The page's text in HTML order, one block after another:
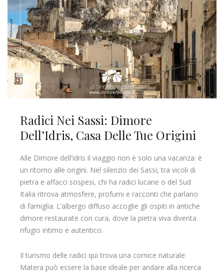
Radici Nei Sassi: Dimore
Dell’Idris, Casa Delle Tue Origini
Alle Dimore dell’Idris il viaggio non è solo una vacanza: è
un ritorno alle origini. Nel silenzio dei Sassi, tra vicoli di
pietra e affacci sospesi, chi ha radici lucane o del Sud
Italia ritrova atmosfere, profumi e racconti che parlano
di famiglia. L’albergo diffuso accoglie gli ospiti in antiche
dimore restaurate con cura, dove la pietra viva diventa
rifugio intimo e autentico.
Il turismo delle radici qui trova una cornice naturale:
Matera può essere la base ideale per andare alla ricerca